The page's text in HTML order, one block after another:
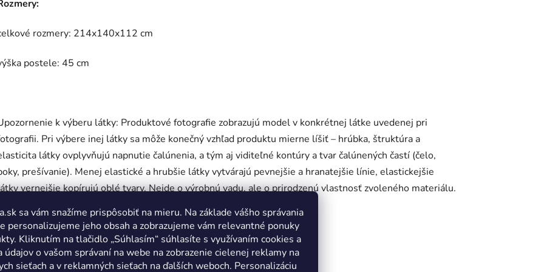
sa vám snažíme prispôsobiť na mieru. Na základe vášho správania
personalizujeme jeho obsah a zobrazujeme vám relevantné ponuky
Kliknutím na tlačidlo „Súhlasím“ súhlasíte s využívaním cookies a
údajov o vašom správaní na webe na zobrazenie cielenej reklamy na
sieťach a v reklamných sieťach na ďalších weboch. Personalizáciu
rozmery: 214x140x112 cm
postele: 45 cm
k výberu látky: Produktové fotografie zobrazujú model v konkrétnej látke uvedenej pri
Pri výbere inej látky sa môže konečný vzhľad produktu mierne líšiť – hrúbka, štruktúra a
látky ovplyvňujú napnutie čalúnenia, a tým aj viditeľné kontúry a tvar čalúnených častí (čelo,
prešívanie). Menej elastické a hrubšie látky vytvárajú pevnejšie a hranatejšie línie, elastickejšie
vernejšie kopírujú oblé tvary. Nejde o výrobnú vadu, ale o prirodzenú vlastnosť zvoleného materiálu.
Súvisiaci tovar